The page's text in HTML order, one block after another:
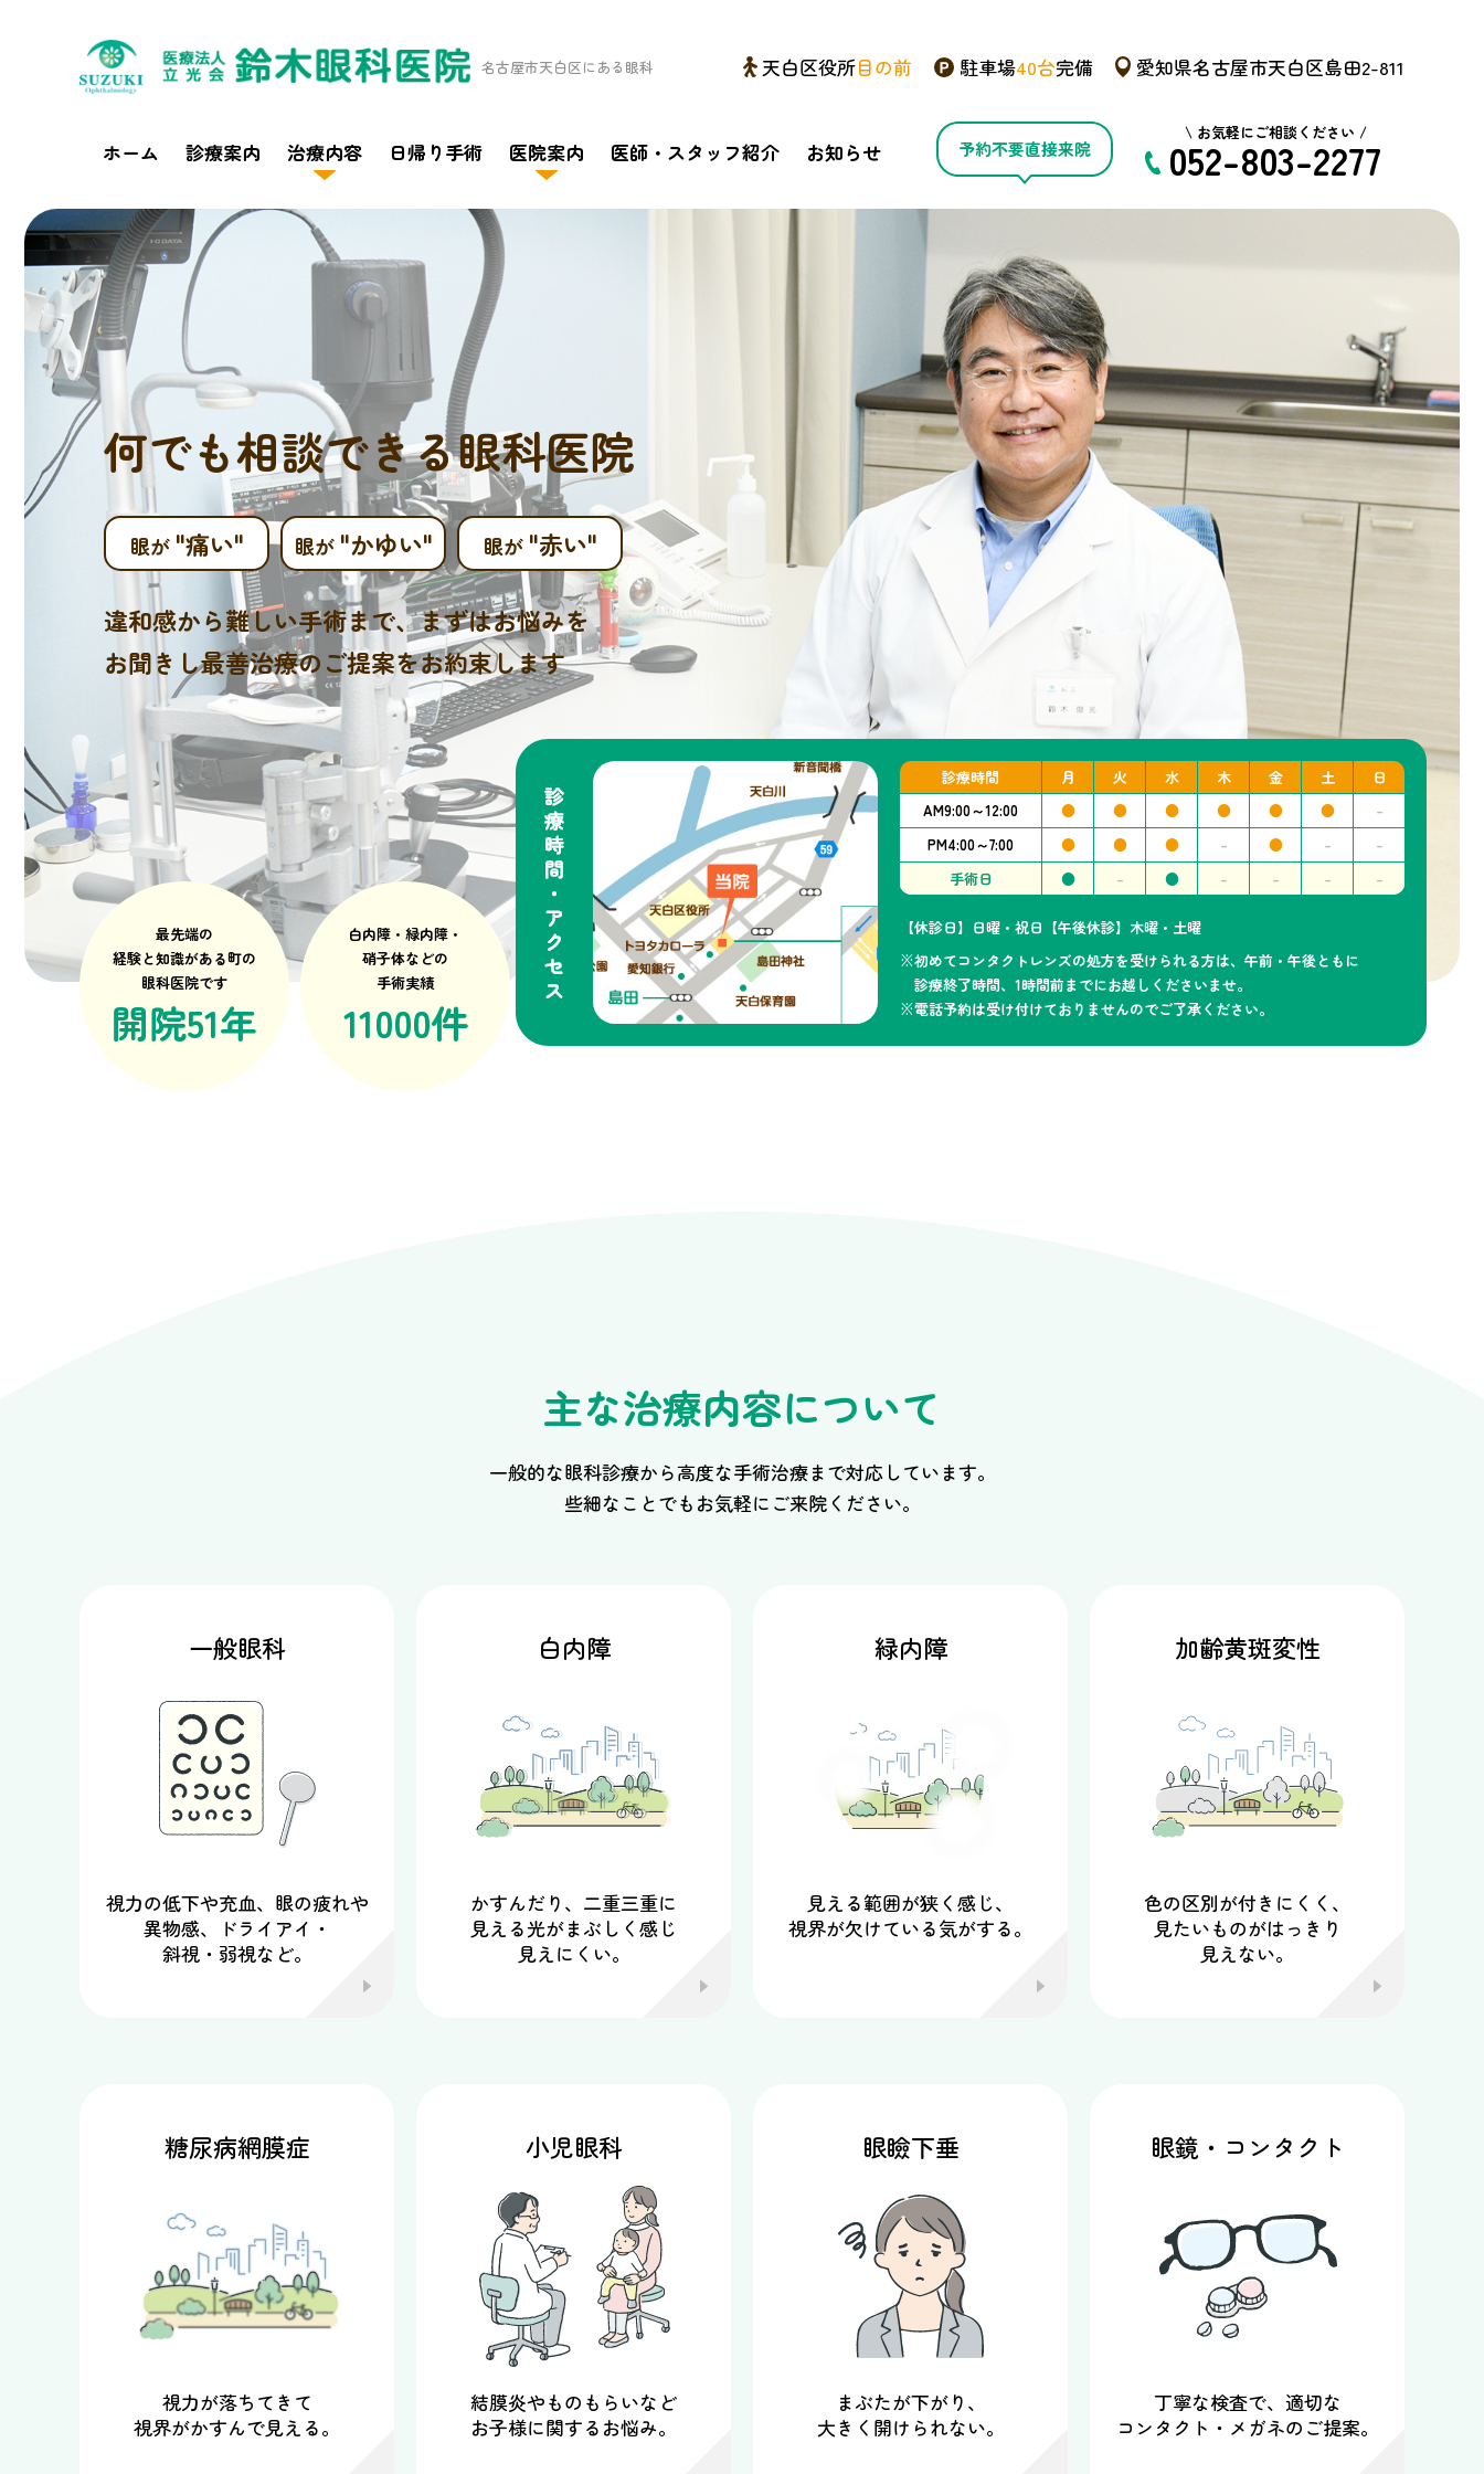
名古屋市天白区にある眼科 天白区役所目の前 駐車場40台完備 愛知県名古屋市天白区島田2-811
ホーム 診療案内
治療内容
白内障
緑内障
糖尿病網膜症
小児眼科
メガネ・コンタクト
日帰り手術
医院案内
機器紹介
医師・スタッフ紹介 お知らせ 予約不要直接来院
\ お気軽にご相談ください /
052-803-2277
何でも相談できる眼科医院
眼が "痛い" 眼が "かゆい" 眼が "赤い"
違和感から難しい手術まで、まずはお悩みを
お聞きし最善治療のご提案をお約束します
最先端の
経験と知識がある町の
眼科医院です
開院51年
白内障・緑内障・
硝子体などの
手術実績
11000件
診療時間 月 火 水 木 金 土
日
AM9:00～12:00 ● ● ● ● ● ●
-
PM4:00～7:00 ● ● ● - ● -
-
手術日
● - ● - - - -
【休診日】日曜・祝日【午後休診】木曜・土曜
※初めてコンタクトレンズの処方を受けられる方は、午前・午後ともに
診療終了時間、1時間前までにお越しくださいませ。
※電話予約は受け付けておりませんのでご了承ください。
主な治療内容について
一般的な眼科診療から高度な手術治療まで対応しています。
些細なことでもお気軽にご来院ください。
一般眼科
視力の低下や充血、眼の疲れや
異物感、ドライアイ・
斜視・弱視など。
白内障
かすんだり、二重三重に
見える光がまぶしく感じ
見えにくい。
緑内障
見える範囲が狭く感じ、
視界が欠けている気がする。
加齢黄斑変性
色の区別が付きにくく、
見たいものがはっきり
見えない。
糖尿病網膜症
視力が落ちてきて
視界がかすんで見える。
小児眼科
結膜炎やものもらいなど
お子様に関するお悩み。
眼瞼下垂
まぶたが下がり、
大きく開けられない。
眼鏡・コンタクト
丁寧な検査で、適切な
コンタクト・メガネのご提案。